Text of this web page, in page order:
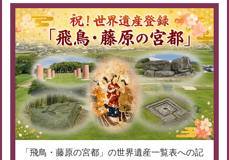
「飛鳥・藤原の宮都」の世界遺産一覧表への記